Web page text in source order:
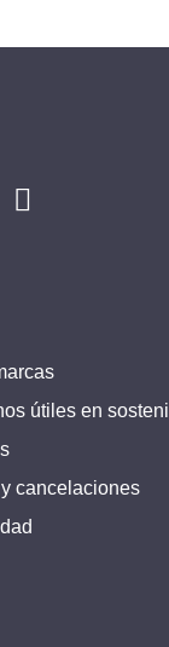
útiles en
cancelaciones